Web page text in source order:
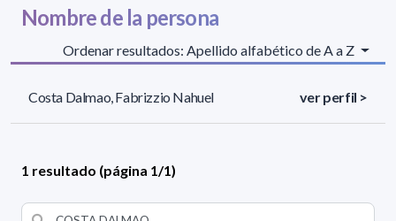
Nombre de la persona
Ordenar resultados: Apellido alfabético de A a Z
Costa Dalmao, Fabrizzio Nahuel ver perfil >
1 resultado (página 1/1)